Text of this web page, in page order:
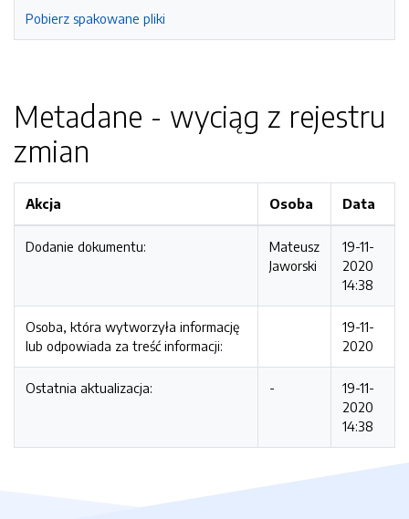
Pobierz spakowane pliki
Metadane - wyciąg z rejestru
zmian
Akcja Osoba Data
Dodanie dokumentu:
Mateusz
Jaworski
19-11-
2020
14:38
Osoba, która wytworzyła informację
lub odpowiada za treść informacji:
19-11-
2020
Ostatnia aktualizacja: -
19-11-
2020
14:38